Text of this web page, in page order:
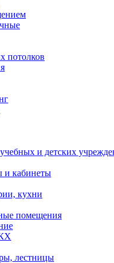
потолков
и детских
и кабинеты
кухни
помещения
лестницы